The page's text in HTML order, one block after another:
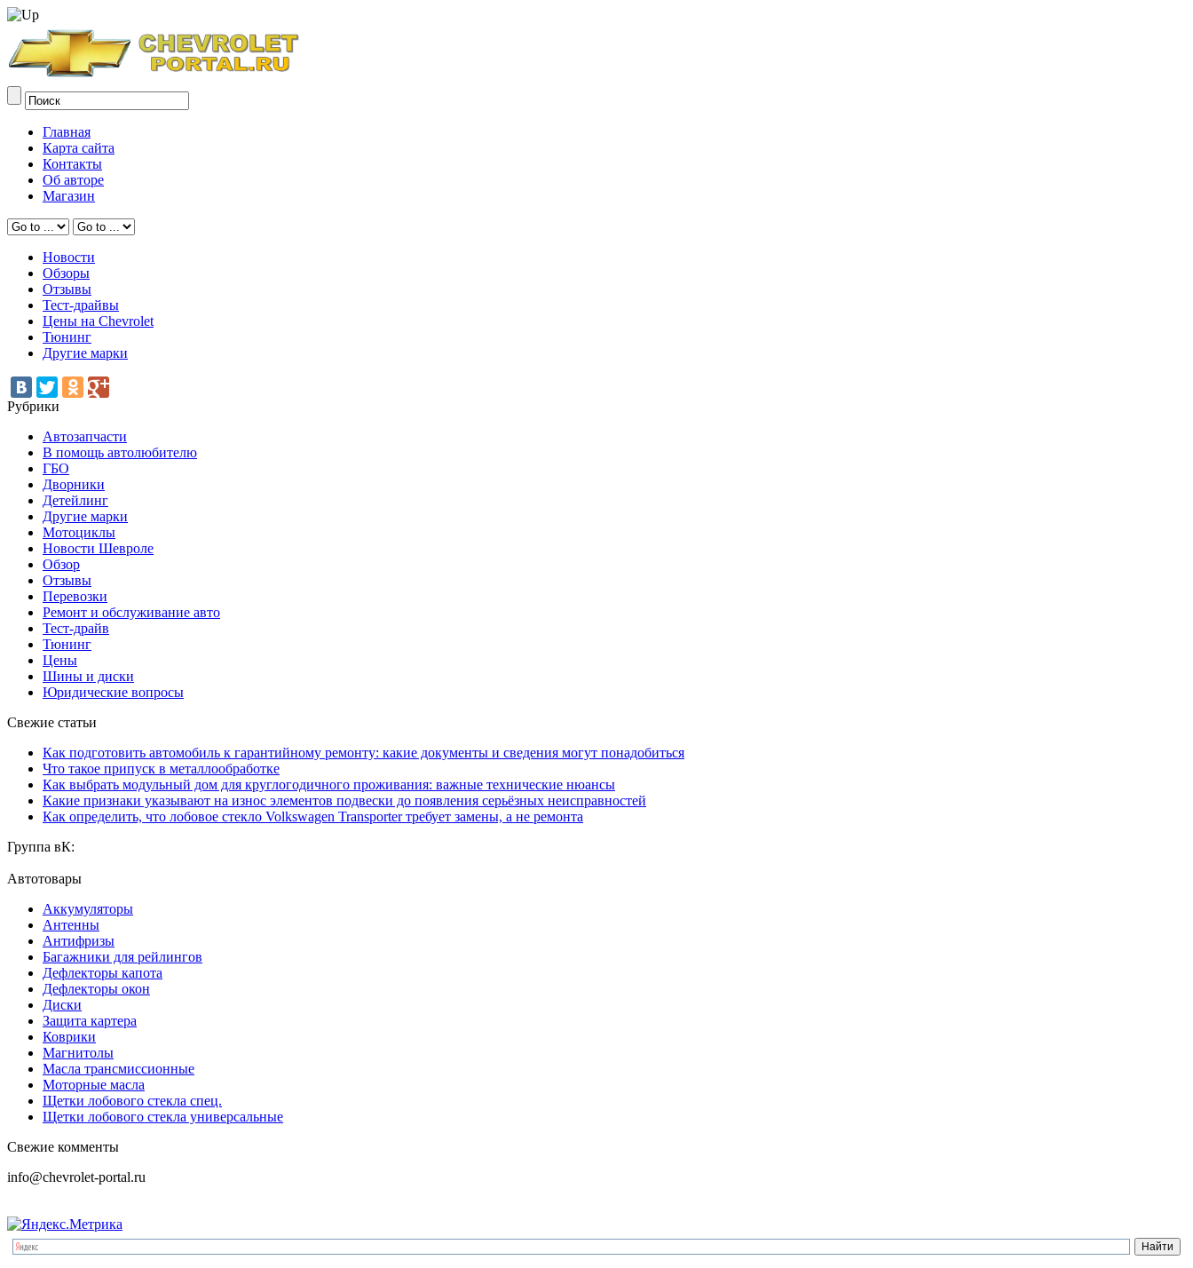
Главная
Карта сайта
Контакты
Об авторе
Магазин
Новости
Обзоры
Отзывы
Тест-драйвы
Цены на Chevrolet
Тюнинг
Другие марки
Рубрики
Автозапчасти
В помощь автолюбителю
ГБО
Дворники
Детейлинг
Другие марки
Мотоциклы
Новости Шевроле
Обзор
Отзывы
Перевозки
Ремонт и обслуживание авто
Тест-драйв
Тюнинг
Цены
Шины и диски
Юридические вопросы
Свежие статьи
Как подготовить автомобиль к гарантийному ремонту: какие документы и сведения могут понадобиться
Что такое припуск в металлообработке
Как выбрать модульный дом для круглогодичного проживания: важные технические нюансы
Какие признаки указывают на износ элементов подвески до появления серьёзных неисправностей
Как определить, что лобовое стекло Volkswagen Transporter требует замены, а не ремонта
Группа вК:
Автотовары
Аккумуляторы
Антенны
Антифризы
Багажники для рейлингов
Дефлекторы капота
Дефлекторы окон
Диски
Защита картера
Коврики
Магнитолы
Масла трансмиссионные
Моторные масла
Щетки лобового стекла спец.
Щетки лобового стекла универсальные
Свежие комменты
info@chevrolet-portal.ru